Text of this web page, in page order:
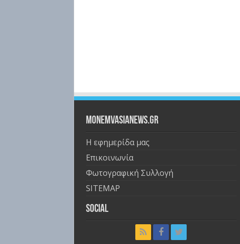
Monemvasianews.gr
Η εφημερίδα μας
Επικοινωνία
Φωτογραφική Συλλογή
SITEMAP
Social